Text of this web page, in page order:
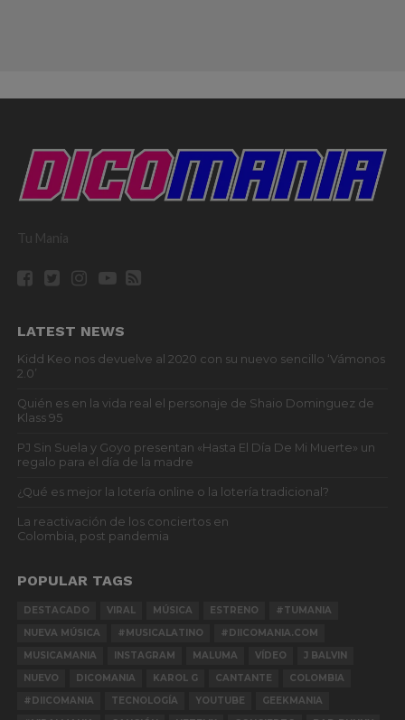
Tu Mania
LATEST NEWS
Kidd Keo nos devuelve al 2020 con su nuevo sencillo ‘Vámonos
2.0’
Quién es en la vida real el personaje de Shaio Dominguez de
Klass 95
PJ Sin Suela y Goyo presentan «Hasta El Día De Mi Muerte» un
regalo para el día de la madre
¿Qué es mejor la lotería online o la lotería tradicional?
La reactivación de los conciertos en
Colombia, post pandemia
POPULAR TAGS
DESTACADO VIRAL MÚSICA ESTRENO
#TUMANIA
NUEVA MÚSICA
#MUSICALATINO
#DIICOMANIA.COM
MUSICAMANIA
INSTAGRAM MALUMA VÍDEO
J BALVIN
NUEVO
DICOMANIA KAROL G CANTANTE
COLOMBIA
#DIICOMANIA
TECNOLOGÍA YOUTUBE
GEEKMANIA